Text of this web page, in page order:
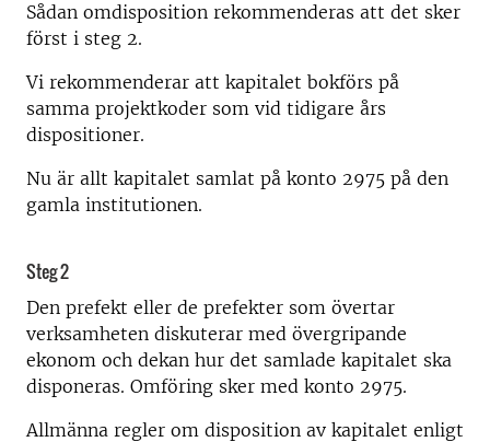
Sådan omdisposition rekommenderas att det sker
först i steg 2.
Vi rekommenderar att kapitalet bokförs på
samma projektkoder som vid tidigare års
dispositioner.
Nu är allt kapitalet samlat på konto 2975 på den
gamla institutionen.
Steg 2
Den prefekt eller de prefekter som övertar
verksamheten diskuterar med övergripande
ekonom och dekan hur det samlade kapitalet ska
disponeras. Omföring sker med konto 2975.
Allmänna regler om disposition av kapitalet enligt